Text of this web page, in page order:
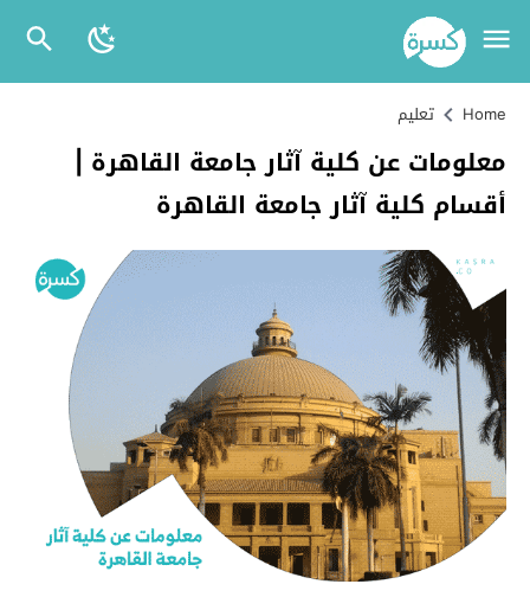
Home تعليم
معلومات عن كلية آثار جامعة القاهرة |
أقسام كلية آثار جامعة القاهرة